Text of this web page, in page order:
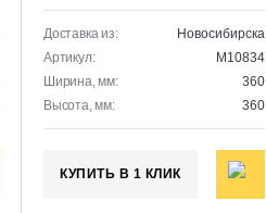
Доставка из:
Новосибирска
Артикул:
M10834
Ширина, мм:
360
Высота, мм:
360
КУПИТЬ В 1 КЛИК